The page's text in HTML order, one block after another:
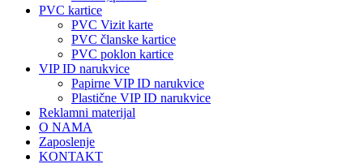
PVC kartice
PVC Vizit karte
PVC članske kartice
PVC poklon kartice
VIP ID narukvice
Papirne VIP ID narukvice
Plastične VIP ID narukvice
Reklamni materijal
O NAMA
Zaposlenje
KONTAKT